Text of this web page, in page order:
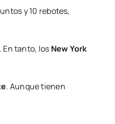
y 10 rebotes,
. En tanto, los New York
. Aunque tienen